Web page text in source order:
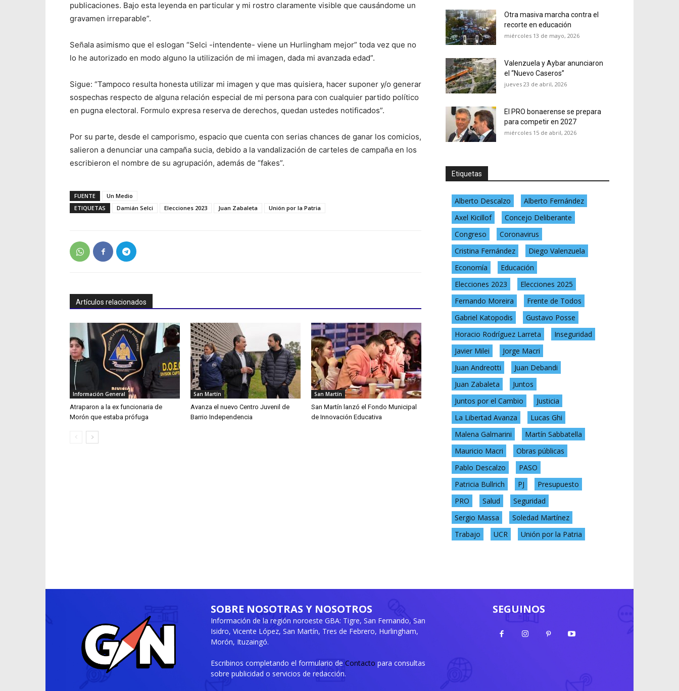
publicaciones. Bajo esta leyenda en particular y mi rostro claramente visible que causándome un
gravamen irreparable”.
Señala asimismo que el eslogan “Selci -intendente- viene un Hurlingham mejor” toda vez que no
lo he autorizado en modo alguno la utilización de mi imagen, dada mi avanzada edad”.
Sigue: “Tampoco resulta honesta utilizar mi imagen y que mas quisiera, hacer suponer y/o generar
sospechas respecto de alguna relación especial de mi persona para con cualquier partido político
en pugna electoral. Formulo expresa reserva de derechos, quedan ustedes notificados”.
Por su parte, desde el camporismo, espacio que cuenta con serias chances de ganar los comicios,
salieron a denunciar una campaña sucia, debido a la vandalización de carteles de campaña en los
escribieron el nombre de su agrupación, además de “fakes”.
FUENTE
Un Medio
ETIQUETAS
Damián Selci Elecciones 2023 Juan Zabaleta Unión por la Patria
Artículos relacionados
Información General
Atraparon a la ex funcionaria de
Morón que estaba prófuga
San Martín
Avanza el nuevo Centro Juvenil de
Barrio Independencia
San Martín
San Martín lanzó el Fondo Municipal
de Innovación Educativa
Otra masiva marcha contra el
recorte en educación
miércoles 13 de mayo, 2026
Valenzuela y Aybar anunciaron
el “Nuevo Caseros”
jueves 23 de abril, 2026
El PRO bonaerense se prepara
para competir en 2027
miércoles 15 de abril, 2026
Etiquetas
Alberto Descalzo
Alberto Fernández
Axel Kicillof
Concejo Deliberante
Congreso
Coronavirus
Cristina Fernández
Diego Valenzuela
Economía
Educación
Elecciones 2023
Elecciones 2025
Fernando Moreira
Frente de Todos
Gabriel Katopodis
Gustavo Posse
Horacio Rodríguez Larreta
Inseguridad
Javier Milei
Jorge Macri
Juan Andreotti
Juan Debandi
Juan Zabaleta
Juntos
Juntos por el Cambio
Justicia
La Libertad Avanza
Lucas Ghi
Malena Galmarini
Martín Sabbatella
Mauricio Macri
Obras públicas
Pablo Descalzo
PASO
Patricia Bullrich
PJ
Presupuesto
PRO
Salud
Seguridad
Sergio Massa
Soledad Martínez
Trabajo
UCR Unión por la Patria
SOBRE NOSOTRAS Y NOSOTROS
Información de la región noroeste GBA: Tigre, San Fernando, San
Isidro, Vicente López, San Martín, Tres de Febrero, Hurlingham,
Morón, Ituzaingó.
Escribinos completando el formulario de Contacto para consultas
sobre publicidad o servicios de redacción.
SEGUINOS